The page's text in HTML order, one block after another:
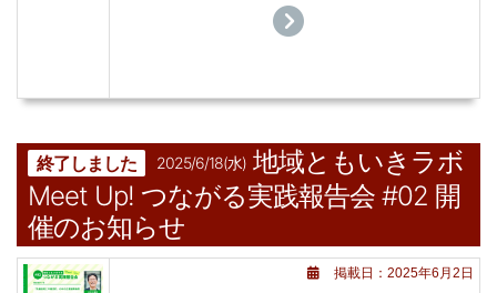
終了しました 2025/6/18(水) 地域ともいきラボ
Meet Up! つながる実践報告会 #02 開
催のお知らせ
掲載日：2025年6月2日